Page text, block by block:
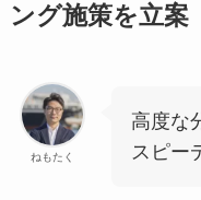
ング施策を立案
ねもたく
高度な
スピー